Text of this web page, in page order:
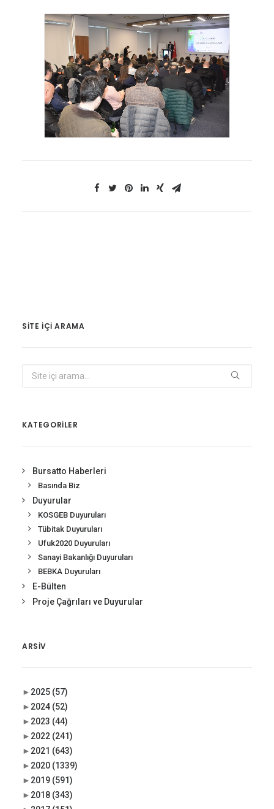
SITE IÇI ARAMA
KATEGORİLER
Bursatto Haberleri
Basında Biz
Duyurular
KOSGEB Duyuruları
Tübitak Duyuruları
Ufuk2020 Duyuruları
Sanayi Bakanlığı Duyuruları
BEBKA Duyuruları
E-Bülten
Proje Çağrıları ve Duyurular
ARSIV
► 2025 (57)
► 2024 (52)
► 2023 (44)
► 2022 (241)
► 2021 (643)
► 2020 (1339)
► 2019 (591)
► 2018 (343)